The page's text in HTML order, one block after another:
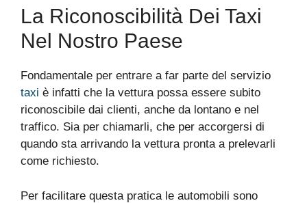
La Riconoscibilità Dei Taxi
Nel Nostro Paese
Fondamentale per entrare a far parte del servizio
taxi è infatti che la vettura possa essere subito
riconoscibile dai clienti, anche da lontano e nel
traffico. Sia per chiamarli, che per accorgersi di
quando sta arrivando la vettura pronta a prelevarli
come richiesto.
Per facilitare questa pratica le automobili sono